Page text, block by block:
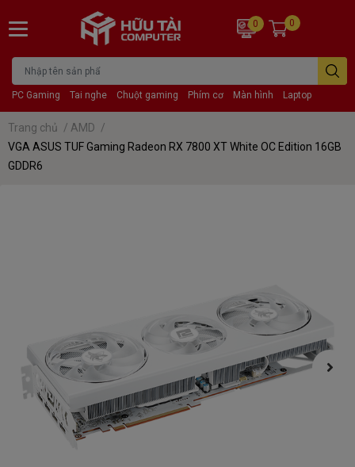
PC Gaming Tai nghe Chuột gaming Phím cơ Màn hình Laptop
0 0
Trang chủ / AMD /
VGA ASUS TUF Gaming Radeon RX 7800 XT White OC Edition 16GB
GDDR6